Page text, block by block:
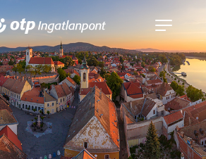
Navigáció
kinyitása